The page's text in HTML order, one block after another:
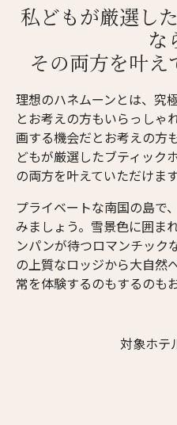
私どもが厳選し
な
その両方を叶え
理想のハネムーンとは、究
とお考えの方もいらっしゃ
画する機会だとお考えの方
どもが厳選したブティック
の両方を叶えていただけます
プライベートな南国の島で
みましょう。雪景色に囲ま
ンパンが待つロマンチック
の上質なロッジから大自然
常を体験するのもするのも
対象ホテ